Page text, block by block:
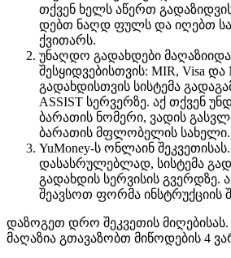
თქვენ ხელს აწერთ
დებთ ნაღდ ფულს და იღებთ
ქვითარს.
უნაღდო გადახდები
შესყიდვებისთვის: MIR, Visa და
გადახდისთვის სისტემა
ASSIST სერვერზე. აქ თქვენ
ბარათის ნომერი, ვადის
ბარათის მფლობელის სახელი.
YuMoney-ს ონლაინ
დასასრულებლად, სისტემა
გადახდის სერვისის გვერდზე.
შეავსოთ ფორმა ინსტრუქციის
დაზოგეთ დრო შეკვეთის
მაღაზია გთავაზობთ მიწოდების 4